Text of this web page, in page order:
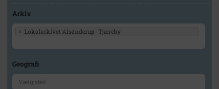
Arkiv
× Lokalarkivet Alsønderup -Tjæreby
Geografi